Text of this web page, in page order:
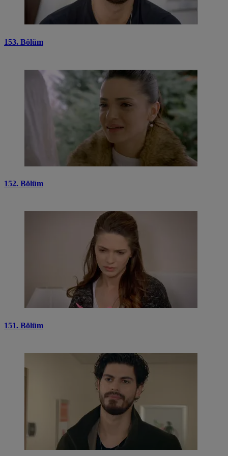
153. Bölüm
152. Bölüm
151. Bölüm